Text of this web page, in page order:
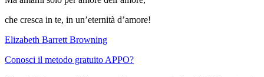
che cresca in te, in un’eternità d’amore!
Elizabeth Barrett Browning
Conosci il metodo gratuito APPO?